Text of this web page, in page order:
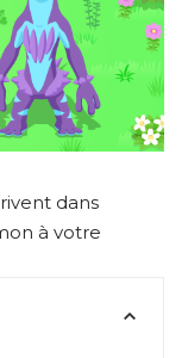
dans
à votre